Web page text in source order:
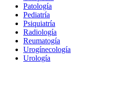
Patología
Pediatría
Psiquiatría
Radiología
Reumatogía
Urogínecología
Urología